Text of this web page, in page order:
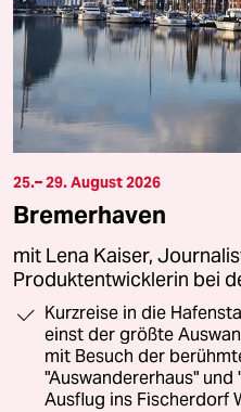
25.– 29. August 2026
Bremerhaven
mit Lena Kaiser,
Produktentwicklerin bei
Kurzreise in die
einst der größte
mit Besuch der
"Auswandererhaus" und
Ausflug ins Fischerdorf